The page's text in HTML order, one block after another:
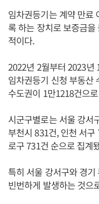
임차권등기는 계약 만료
록 하는 장치로 보증금
적이다.
2022년 2월부터 2023년
임차권등기 신청 부동산
수도권이 1만1218건으
시군구별로는 서울 강서
부천시 831건, 인천 서
로구 731건 순으로 집계
특히 서울 강서구와 경
빈번하게 발생하는 것으